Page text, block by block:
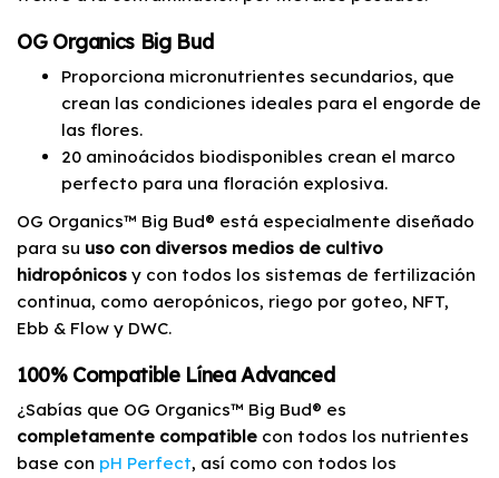
OG Organics Big Bud
Proporciona micronutrientes secundarios, que
crean las condiciones ideales para el engorde de
las flores.
20 aminoácidos biodisponibles crean el marco
perfecto para una floración explosiva.
OG Organics™ Big Bud® está especialmente diseñado
para su uso con diversos medios de cultivo
hidropónicos y con todos los sistemas de fertilización
continua, como aeropónicos, riego por goteo, NFT,
Ebb & Flow y DWC.
100% Compatible Línea Advanced
¿Sabías que OG Organics™ Big Bud® es
completamente compatible con todos los nutrientes
base con pH Perfect, así como con todos los